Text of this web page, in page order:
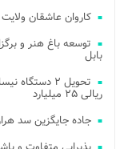
کاروان عاشقان ولایت با ۲ دستگاه اتوبوس از بلده راهی
بابل
تحویل ۲
ریالی ۲۵ میلیارد
جاده جایگزین سد